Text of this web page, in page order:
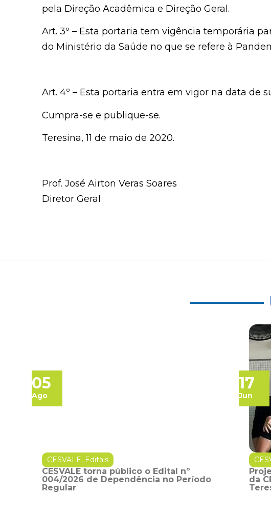
pela Direção Acadêmica e Direção Geral.
Art. 3º – Esta portaria tem vigência temporária
do Ministério da Saúde no que se refere à
Art. 4º – Esta portaria entra em vigor na data de
Cumpra-se e publique-se.
Teresina, 11 de maio de 2020.
Prof. José Airton Veras Soares
Diretor Geral
05
Ago
CESVALE, Editais
CESVALE torna público o Edital nº
004/2026 de Dependência no Período
Regular
17
Jun
da